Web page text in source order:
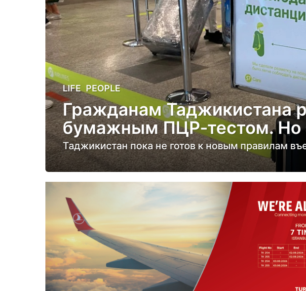
5
л
е
т
н
а
з
5
л
т
н
а
з
LIFE ,PEOPLE
Гражданам Таджикистана
бумажным ПЦР-тестом. Но
Таджикистан пока не готов к новым правилам